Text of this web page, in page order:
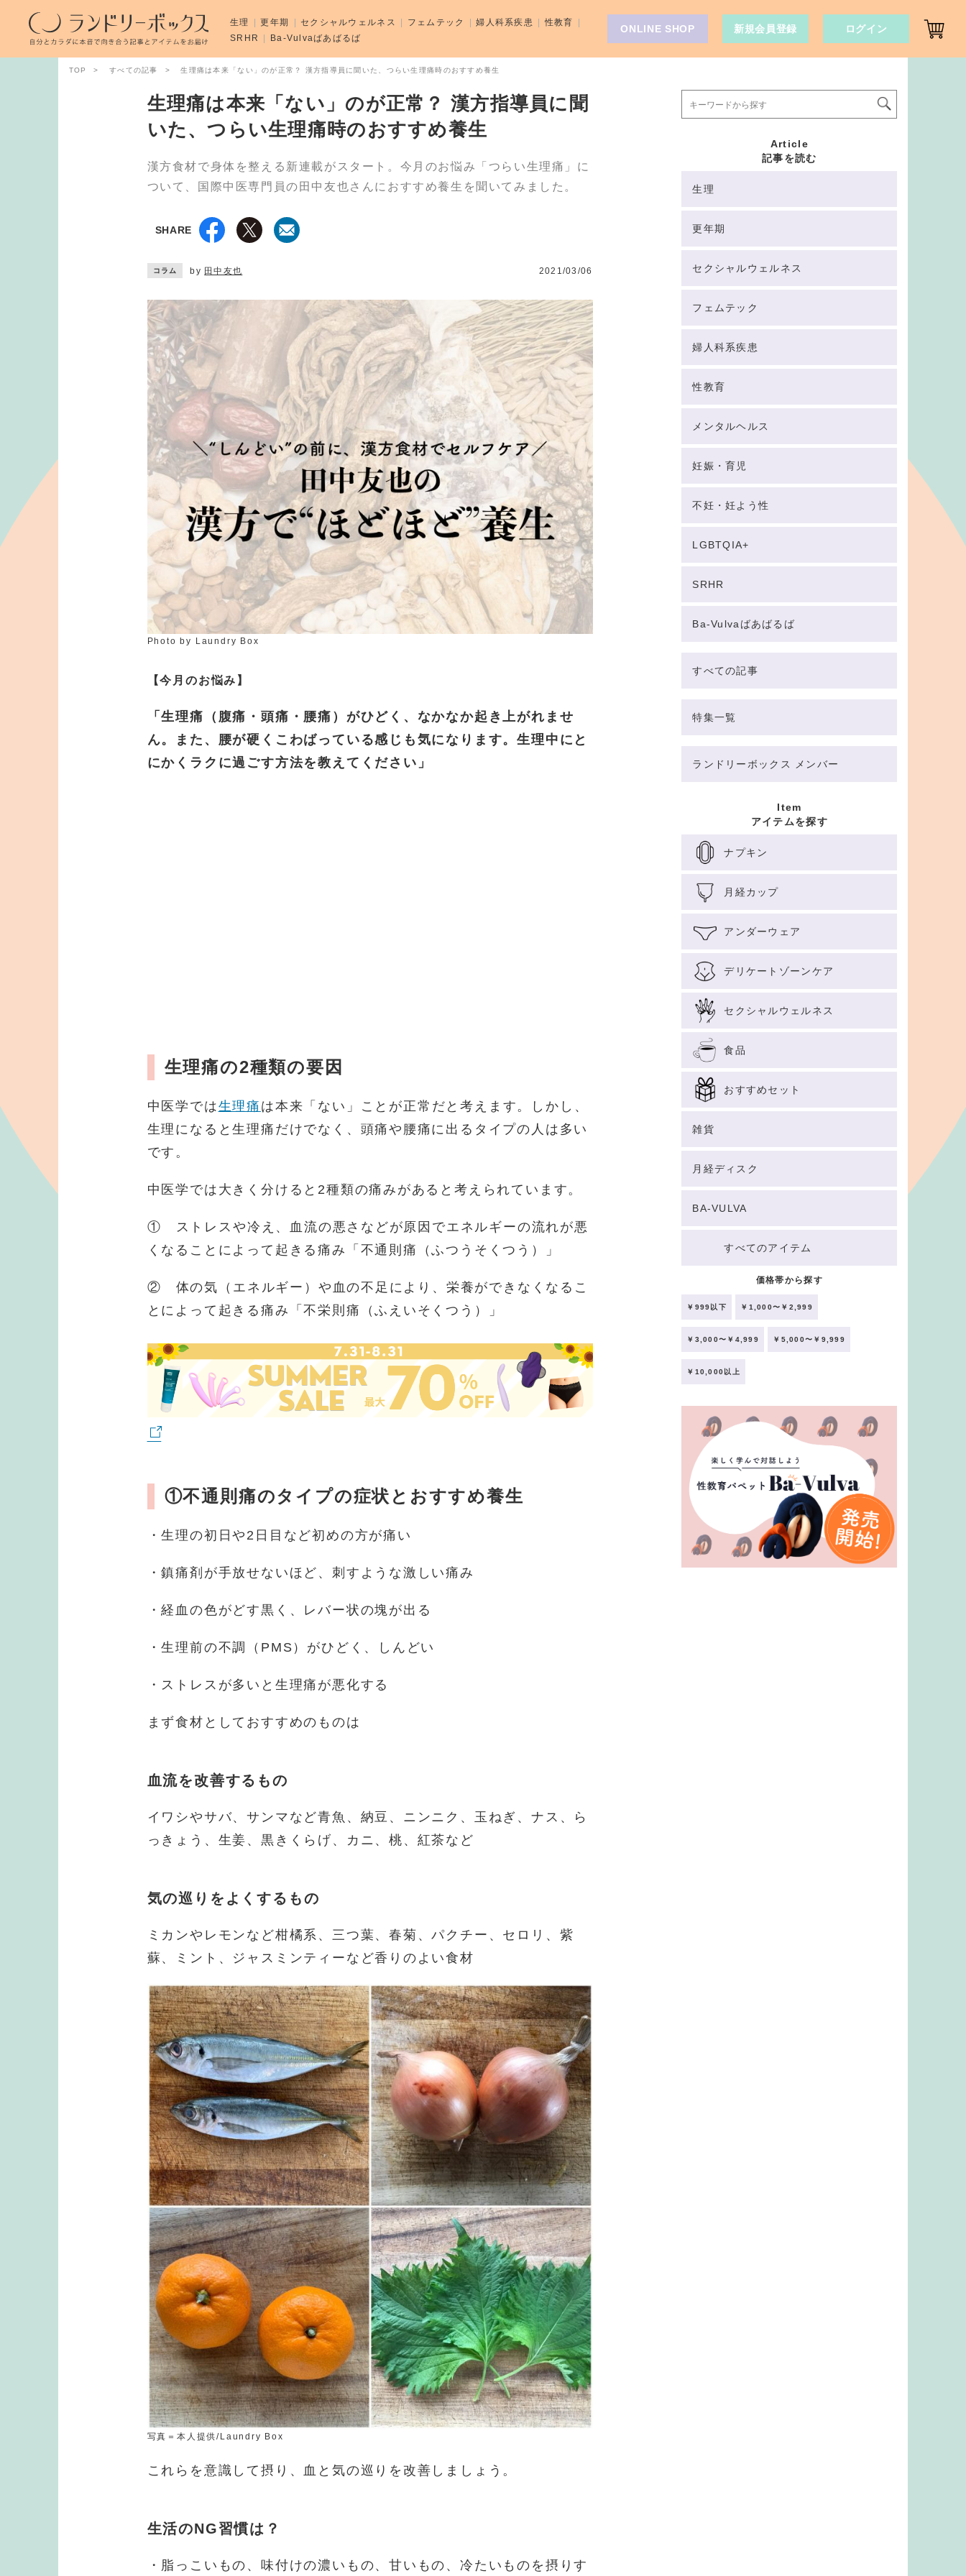
TOP すべての記事 生理痛は本来「ない」のが正常？ 漢方指導員に聞いた、つらい生理痛時のおすすめ養生
生理痛は本来「ない」のが正常？ 漢方指導員に聞
いた、つらい生理痛時のおすすめ養生
漢方食材で身体を整える新連載がスタート。今月のお悩み「つらい生理痛」に
ついて、国際中医専門員の田中友也さんにおすすめ養生を聞いてみました。
SHARE
コラム by 田中友也 2021/03/06
Photo by Laundry Box
【今月のお悩み】
「生理痛（腹痛・頭痛・腰痛）がひどく、なかなか起き上がれませ
ん。また、腰が硬くこわばっている感じも気になります。生理中にと
にかくラクに過ごす方法を教えてください」
生理痛の2種類の要因
中医学では生理痛 は本来「ない」ことが正常だと考えます。しかし、
生理になると生理痛だけでなく、頭痛や腰痛に出るタイプの人は多い
です。
中医学では大きく分けると2種類の痛みがあると考えられています。
① ストレスや冷え、血流の悪さなどが原因でエネルギーの流れが悪
くなることによって起きる痛み「不通則痛（ふつうそくつう）」
② 体の気（エネルギー）や血の不足により、栄養ができなくなるこ
とによって起きる痛み「不栄則痛（ふえいそくつう）」
①不通則痛のタイプの症状とおすすめ養生
・生理の初日や2日目など初めの方が痛い
・鎮痛剤が手放せないほど、刺すような激しい痛み
・経血の色がどす黒く、レバー状の塊が出る
・生理前の不調（PMS）がひどく、しんどい
・ストレスが多いと生理痛が悪化する
まず食材としておすすめのものは
血流を改善するもの
イワシやサバ、サンマなど青魚、納豆、ニンニク、玉ねぎ、ナス、ら
っきょう、生姜、黒きくらげ、カニ、桃、紅茶など
気の巡りをよくするもの
ミカンやレモンなど柑橘系、三つ葉、春菊、パクチー、セロリ、紫
蘇、ミント、ジャスミンティーなど香りのよい食材
写真＝本人提供/Laundry Box
これらを意識して摂り、血と気の巡りを改善しましょう。
生活のNG習慣は？
・脂っこいもの、味付けの濃いもの、甘いもの、冷たいものを摂りす
Article
記事を読む
生理
更年期
セクシャルウェルネス
フェムテック
婦人科系疾患
性教育
メンタルヘルス
妊娠・育児
不妊・妊よう性
LGBTQIA+
SRHR
Ba-Vulvaばあばるば
すべての記事
特集一覧
ランドリーボックス メンバー
Item
アイテムを探す
ナプキン
月経カップ
アンダーウェア
デリケートゾーンケア
セクシャルウェルネス
食品
おすすめセット
雑貨
月経ディスク
BA-VULVA
すべてのアイテム
価格帯から探す
￥999以下 ￥1,000〜￥2,999
￥3,000〜￥4,999 ￥5,000〜￥9,999
￥10,000以上
生理 更年期 セクシャルウェルネス フェムテック 婦人科系疾患
性教育
SRHR
Ba-Vulvaばあばるば
ONLINE SHOP 新規会員登録 ログイン